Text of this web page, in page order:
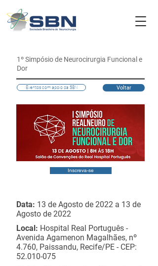
1º Simpósio de Neurocirurgia Funcional e
Dor
Eventos com apoio da SBN Voltar
Inscreva-se
Data: 13 de Agosto de 2022 a 13 de
Agosto de 2022
Local: Hospital Real Português -
Avenida Agamenon Magalhães, nº
4.760, Paissandu, Recife/PE - CEP:
52.010-075